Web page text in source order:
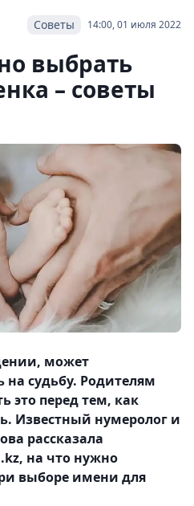
14:00, 01 июля 2022
Советы
выбрать
– советы
может
на судьбу. Родителям
это перед тем, как
Известный нумеролог и
рассказала
на что нужно
выборе имени для